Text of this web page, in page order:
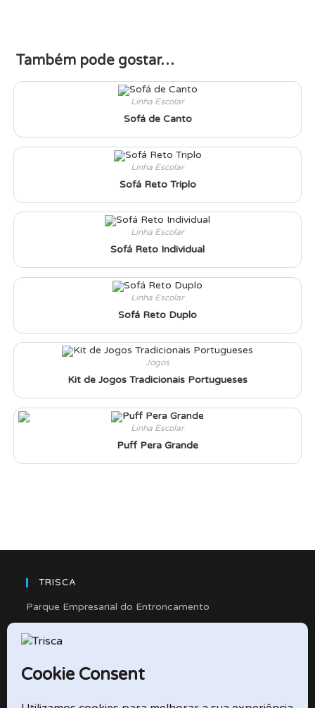
Também pode gostar…
Linha Escolar
Sofá de Canto
Linha Escolar
Sofá Reto Triplo
Linha Escolar
Sofá Reto Individual
Linha Escolar
Sofá Reto Duplo
Jogos
Kit de Jogos Tradicionais Portugueses
Linha Escolar
Puff Pera Grande
TRISCA
Parque Empresarial do Entroncamento
Rua Cidade de Friedberg, Lote 4
2330-263 Entroncamento – Portugal
e-mail: didactico@trisca.pt